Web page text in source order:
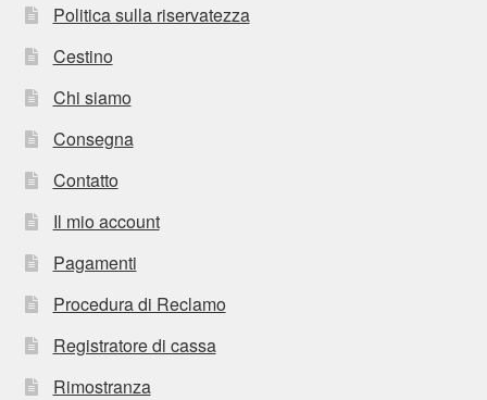
Politica sulla riservatezza
Cestino
Chi siamo
Consegna
Contatto
Il mio account
Pagamenti
Procedura di Reclamo
Registratore di cassa
Rimostranza